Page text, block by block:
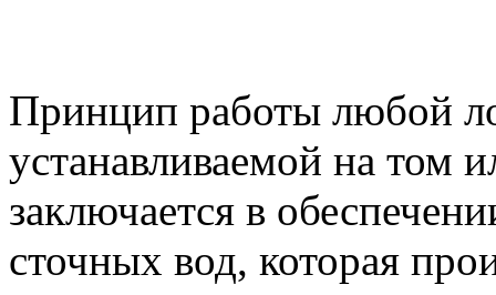
Принцип работы любой
устанавливаемой на том
заключается в
сточных вод, которая